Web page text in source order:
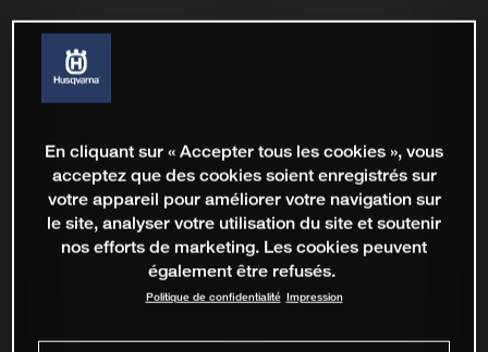
En cliquant sur « Accepter tous les cookies », vous
acceptez que des cookies soient enregistrés sur
votre appareil pour améliorer votre navigation sur
le site, analyser votre utilisation du site et soutenir
nos efforts de marketing. Les cookies peuvent
également être refusés.
Politique de confidentialité Impression